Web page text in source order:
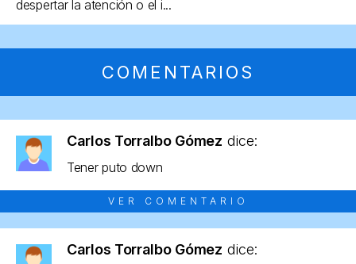
despertar la atención o el i...
COMENTARIOS
Carlos Torralbo Gómez dice:
Tener puto down
VER COMENTARIO
Carlos Torralbo Gómez dice: